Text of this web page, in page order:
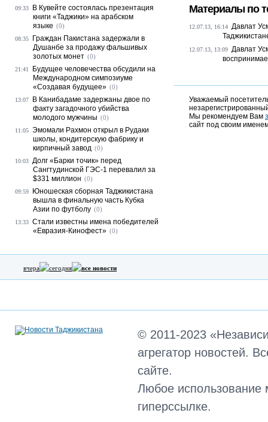
Материалы по
12.07.13, 16:14 Давлат
12.07.13, 13:09 Давлат
Уважаемый
Мы рекомендуем Вам
сайт под своим
09:33
В Кувейте состоялась презентация
книги «Таджики» на арабском
языке (0)
08:35
Граждан Пакистана задержали в
Душанбе за продажу фальшивых
золотых монет (0)
21:41
Будущее человечества обсудили на
Международном симпозиуме
«Создавая будущее» (0)
13:07
В Канибадаме задержаны двое по
факту загадочного убийства
молодого мужчины (0)
11:05 Эмомали Рахмон открыл в Рудаки
школы, кондитерскую фабрику и
кирпичный завод (0)
10:03 Долг «Барки точик» перед
Сангтудинской ГЭС-1 перевалил за
$331 миллион (0)
09:59
Юношеская сборная Таджикистана
вышла в финальную часть Кубка
Азии по футболу (0)
13:33 Стали известны имена победителей
«Евразия-Кинофест» (0)
вчера сегодня все новости
© 2011-2023
агрегатор новостей.
сайте.
Любое использование
гиперссылке.